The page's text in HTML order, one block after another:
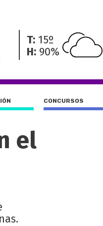
T: 15º
H: 90%
CONCURSOS
el